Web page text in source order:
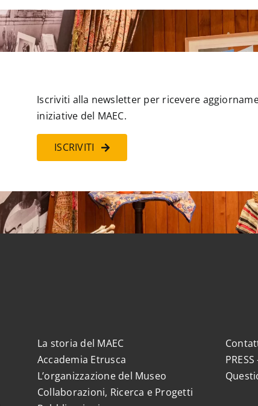
Iscriviti alla newsletter per ricevere
iniziative del MAEC.
ISCRIVITI
La storia del MAEC
Accademia Etrusca
L’organizzazione del Museo
Collaborazioni, Ricerca e Progetti